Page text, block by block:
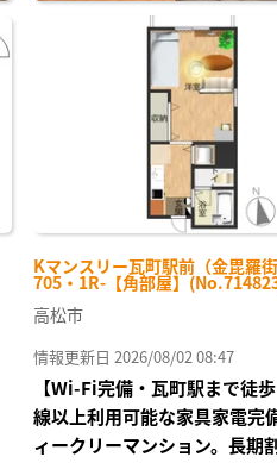
Kマンスリー瓦町駅前（金毘羅街
705・1R-【角部屋】
高松市
情報更新日 2026/08/02 08:47
【Wi-Fi完備・瓦町駅まで徒
線以上利用可能な家具家電完
ィークリーマンション。長期